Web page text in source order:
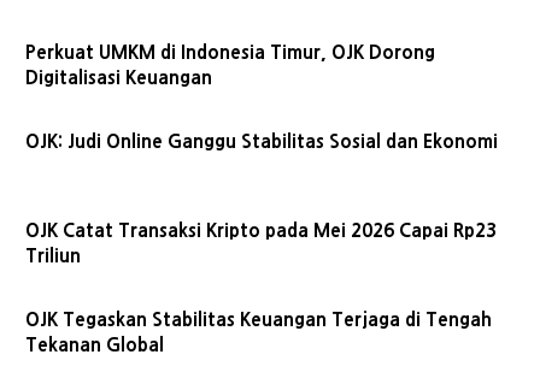
Perkuat UMKM di Indonesia Timur, OJK Dorong
Digitalisasi Keuangan
OJK: Judi Online Ganggu Stabilitas Sosial dan Ekonomi
OJK Catat Transaksi Kripto pada Mei 2026 Capai Rp23
Triliun
OJK Tegaskan Stabilitas Keuangan Terjaga di Tengah
Tekanan Global